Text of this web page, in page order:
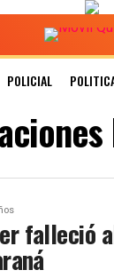
POLICIAL
falleció